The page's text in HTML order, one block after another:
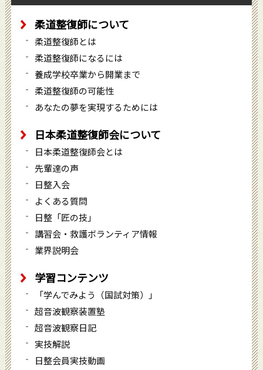
柔道整復師について
柔道整復師とは
柔道整復師になるには
養成学校卒業から開業まで
柔道整復師の可能性
あなたの夢を実現するためには
日本柔道整復師会について
日本柔道整復師会とは
先輩達の声
日整入会
よくある質問
日整「匠の技」
講習会・救護ボランティア情報
業界説明会
学習コンテンツ
「学んでみよう（国試対策）」
超音波観察装置塾
超音波観察日記
実技解説
日整会員実技動画